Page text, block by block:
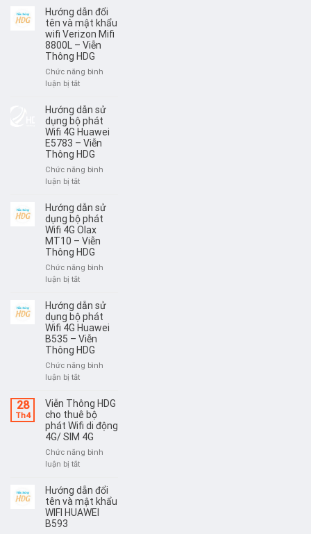
HDG
Dẫn
Đổi
Tên
Và
Mật
Khẩu
AX6
–
Viễn
Thông
HDG
Hướng dẫn đổi
tên và mật khẩu
wifi Verizon Mifi
8800L – Viễn
Thông HDG
Chức năng bình
luận bị tắtở
dẫn
đổi
tên
và
mật
khẩu
Mifi
8800L
–
Viễn
Thông
Hướng dẫn sử
dụng bộ phát
Wifi 4G Huawei
E5783 – Viễn
Thông HDG
Chức năng bình
luận bị tắtở
dẫn
sử
dụng
bộ
phát
Wifi
E5783
–
Viễn
Thông
HDG
Hướng dẫn sử
dụng bộ phát
Wifi 4G Olax
MT10 – Viễn
Thông HDG
Chức năng bình
luận bị tắtở
dẫn
sử
dụng
bộ
phát
Wifi
–
Viễn
Thông
Hướng dẫn sử
dụng bộ phát
Wifi 4G Huawei
B535 – Viễn
Thông HDG
Chức năng bình
luận bị tắtở
dẫn
sử
dụng
bộ
phát
B535
–
Viễn
28
Th4
Viễn Thông HDG
cho thuê bộ
phát Wifi di động
4G/ SIM 4G
Chức năng bình
luận bị tắtở
Thông
HDG
cho
Hướng dẫn đổi
tên và mật khẩu
WIFI HUAWEI
B593